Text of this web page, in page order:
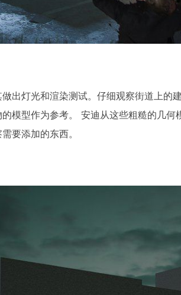
出灯光和渲染测试。仔细观察街道上的
模型作为参考。 安迪从这些粗糙的几何
要添加的东西。